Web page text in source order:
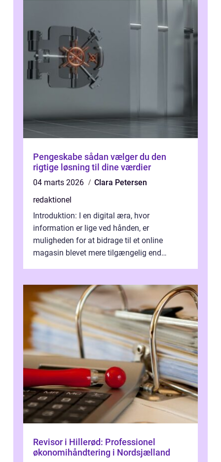
Pengeskabe sådan vælger du den
rigtige løsning til dine værdier
04 marts 2026
Clara Petersen
redaktionel
Introduktion: I en digital æra, hvor
information er lige ved hånden, er
muligheden for at bidrage til et online
magasin blevet mere tilgængelig end
Revisor i Hillerød: Professionel
økonomihåndtering i Nordsjælland